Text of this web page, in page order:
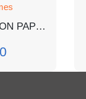
MPA-18 SOLVED QUESTION PAPER TEE JUNE 2023